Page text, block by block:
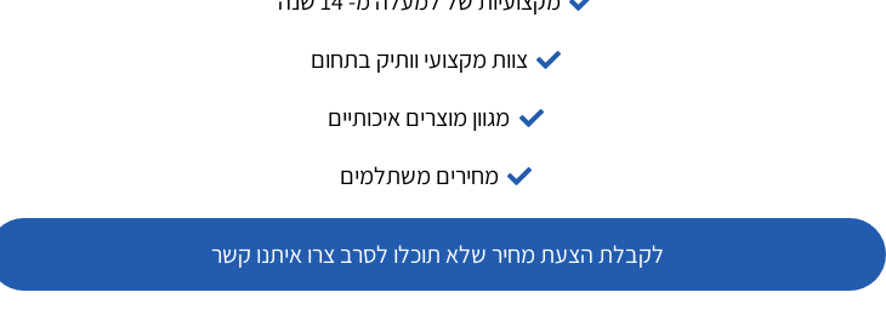
צוות מקצועי וותיק בתחום
מגוון מוצרים איכותיים
מחירים משתלמים
לקבלת הצעת מחיר שלא תוכלו לסרב צרו איתנו קשר